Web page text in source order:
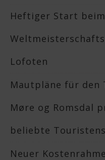
Heftiger Start beim
Lofoten
Mautpläne für den
Møre og Romsdal
beliebte
Neuer